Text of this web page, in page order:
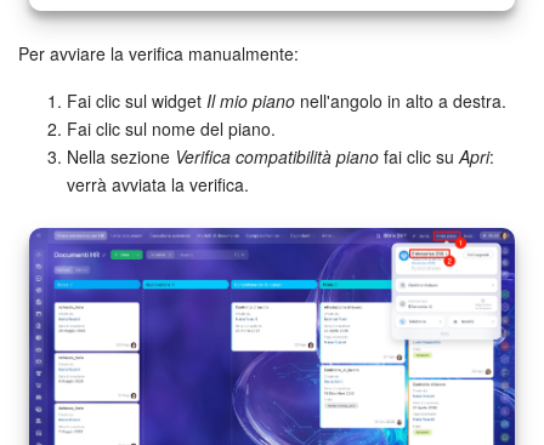
Contact Center
Sales Center
Analisi CRM
Generatore BI
Bitrix24 Market
Siti e store
Online store
Per avviare la verifica manualmente:
Fai clic sul widget Il mio piano nell'angolo in alto a destra.
Fai clic sul nome del piano.
Nella sezione Verifica compatibilità piano fai clic su Apri:
verrà avviata la verifica.